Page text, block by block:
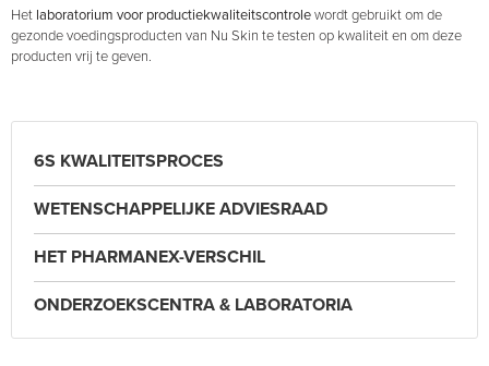
Het laboratorium voor productiekwaliteitscontrolewordt gebruikt om de
gezonde voedingsproducten van Nu Skin te testen op kwaliteit en om deze
producten vrij te geven.
6S KWALITEITSPROCES
WETENSCHAPPELIJKE ADVIESRAAD
HET PHARMANEX-VERSCHIL
ONDERZOEKSCENTRA & LABORATORIA